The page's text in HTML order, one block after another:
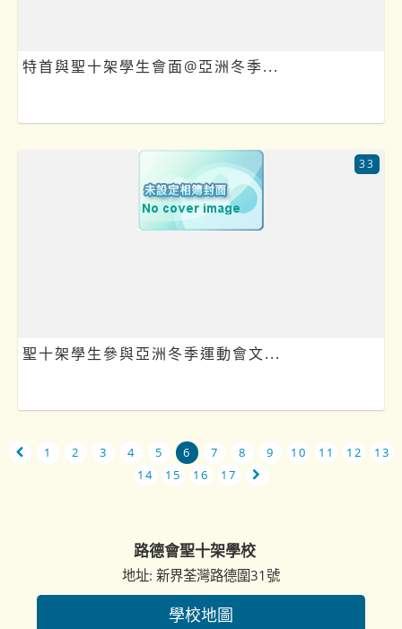
特首與聖十架學生會面@亞洲冬季...
聖十架學生參與亞洲冬季運動會文...
33
1 2 3 4 5 6 7 8 9 10 11 12
13
14
15 16 17
路德會聖十架學校
地址: 新界荃灣路德圍31號
學校地圖